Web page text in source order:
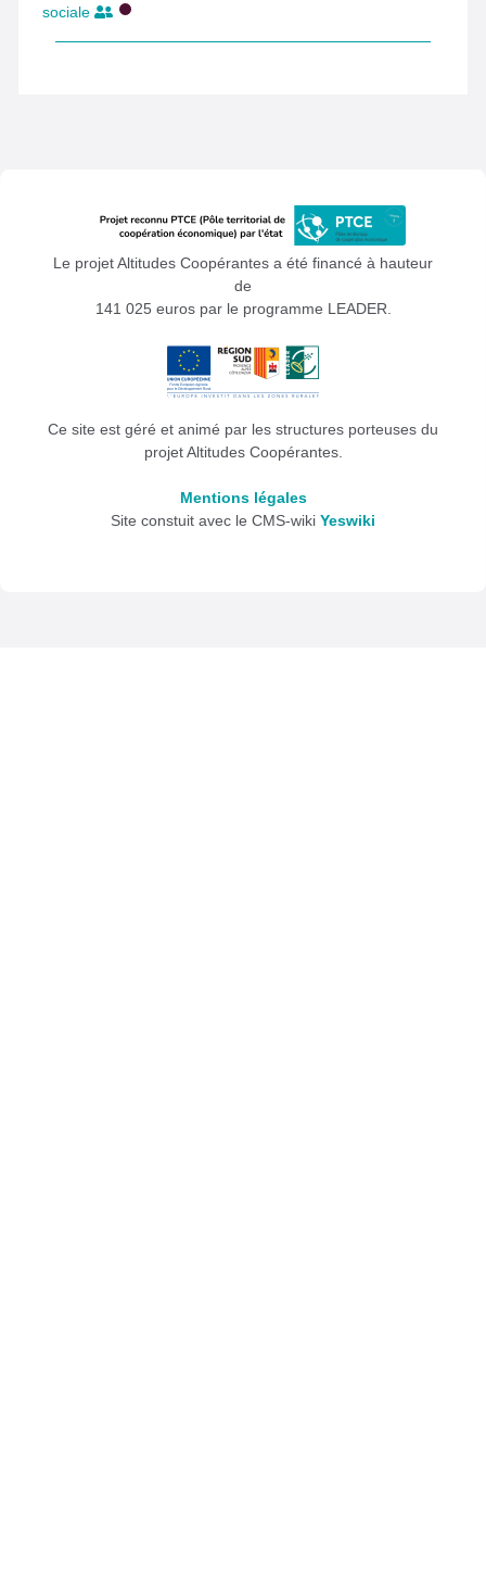
sociale
Le projet Altitudes Coopérantes a été financé à hauteur
de
141 025 euros par le programme LEADER.
Ce site est géré et animé par les structures porteuses du
projet Altitudes Coopérantes.
Mentions légales
Site constuit avec le CMS-wiki Yeswiki